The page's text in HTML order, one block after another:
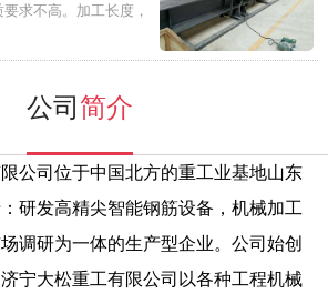
求不高。加工长度，
公司 简介
司位于中国北方的重工业基地山东
研发高精尖智能钢筋设备，机械加工
调研为一体的生产型企业。公司始创
宁大松重工有限公司以各种工程机械